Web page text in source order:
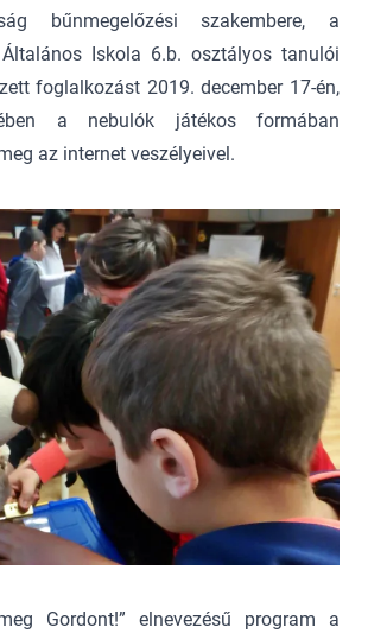
bűnmegelőzési szakembere, a
Iskola 6.b. osztályos tanulói
foglalkozást 2019. december 17-én,
a nebulók játékos formában
az internet veszélyeivel.
Gordont!” elnevezésű program a